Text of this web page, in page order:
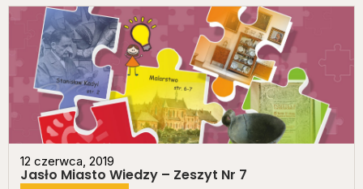
12 czerwca, 2019
Jasło Miasto Wiedzy – Zeszyt Nr 7